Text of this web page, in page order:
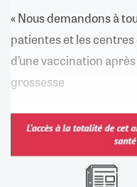
« Nous demandons à
patientes et les
d’une vaccination
grossesse